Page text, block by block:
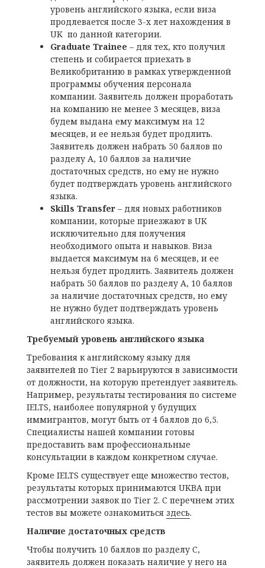
уровень английского языка, если виза
продлевается после 3-х лет нахождения в
UK по данной категории.
Graduate Trainee – для тех, кто получил
степень и собирается приехать в
Великобританию в рамках утвержденной
программы обучения персонала
компании. Заявитель должен проработать
на компанию не менее 3 месяцев, виза
будем выдана ему максимум на 12
месяцев, и ее нельзя будет продлить.
Заявитель должен набрать 50 баллов по
разделу А, 10 баллов за наличие
достаточных средств, но ему не нужно
будет подтверждать уровень английского
языка.
Skills Transfer – для новых работников
компании, которые приезжают в UK
исключительно для получения
необходимого опыта и навыков. Виза
выдается максимум на 6 месяцев, и ее
нельзя будет продлить. Заявитель должен
набрать 50 баллов по разделу А, 10 баллов
за наличие достаточных средств, но ему
не нужно будет подтверждать уровень
английского языка.
Требуемый уровень английского языка
Требования к английскому языку для
заявителей по Tier 2 варьируются в зависимости
от должности, на которую претендует заявитель.
Например, результаты тестирования по системе
IELTS, наиболее популярной у будущих
иммигрантов, могут быть от 4 баллов до 6,5.
Специалисты нашей компании готовы
предоставить вам профессиональные
консультации в каждом конкретном случае.
Кроме IELTS существует еще множество тестов,
результаты которых принимаются UKBA при
рассмотрении заявок по Tier 2. С перечнем этих
тестов вы можете ознакомиться здесь.
Наличие достаточных средств
Чтобы получить 10 баллов по разделу С,
заявитель должен показать наличие у него на